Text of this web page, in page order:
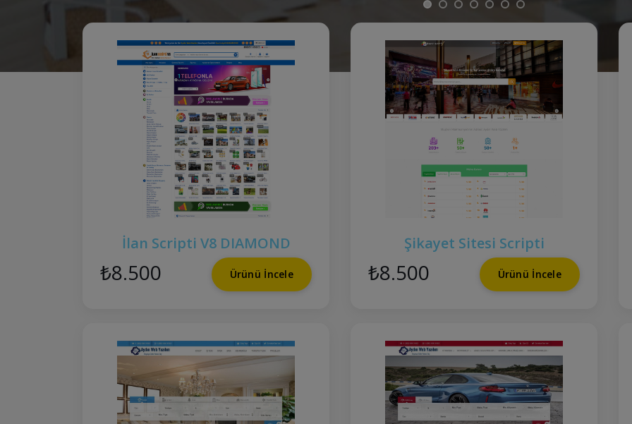
İlan Scripti V8 DIAMOND
₺8.500 Ürünü İncele
Şikayet Sitesi Scripti
₺8.500 Ürünü İncele